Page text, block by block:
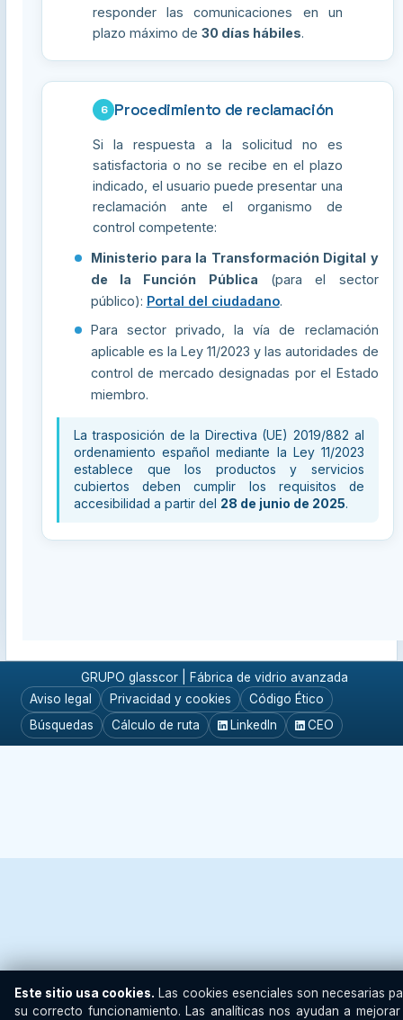
responder las comunicaciones en un
plazo máximo de30 días hábiles.
6 Procedimiento de reclamación
Si la respuesta a la solicitud no es
satisfactoria o no se recibe en el plazo
indicado, el usuario puede presentar una
reclamación ante el organismo de
control competente:
Ministerio para la Transformación Digital y
de la Función Pública (para el sector
público): Portal del ciudadano.
Para sector privado, la vía de reclamación
aplicable es la Ley 11/2023 y las autoridades de
control de mercado designadas por el Estado
miembro.
La trasposición de la Directiva (UE) 2019/882 al
ordenamiento español mediante la Ley 11/2023
establece que los productos y servicios
cubiertos deben cumplir los requisitos de
accesibilidad a partir del 28 de junio de 2025.
GRUPO glasscor | Fábrica de vidrio avanzada
Aviso legal
Privacidad y cookies
Código Ético
Búsquedas
Cálculo de ruta LinkedIn CEO
Este sitio usa cookies. Las cookies esenciales son necesarias
su correcto funcionamiento. Las analíticas nos ayudan a mejorar